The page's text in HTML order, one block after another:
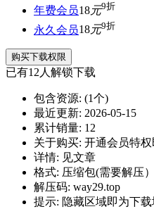
年费会员18元9折
永久会员18元9折
购买下载权限
已有12人解锁下载
包含资源: (1个)
最近更新: 2026-05-15
累计销量: 12
关于购买: 开通会员特
详情: 见文章
格式: 压缩包(需要解压）
解压码: way29.top
提示: 隐藏区域即为下